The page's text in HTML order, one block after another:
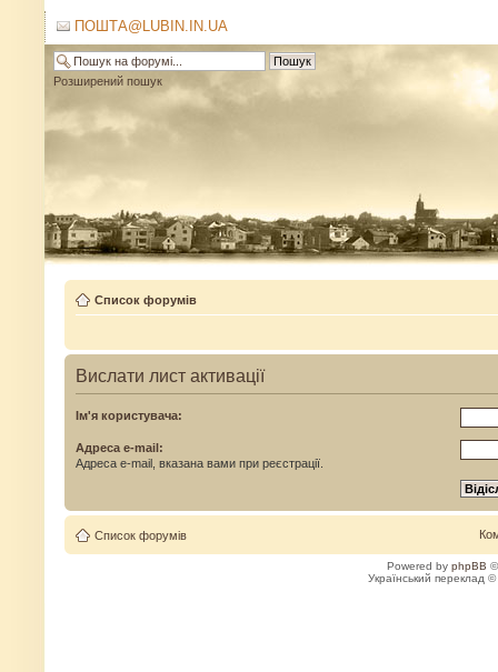
ПОШТА@LUBIN.IN.UA
Розширений пошук
Список форумів
Вислати лист активації
Ім'я користувача:
Адреса e-mail:
Адреса e-mail, вказана вами при реєстрації.
Список форумів
Powered by phpBB
Український переклад